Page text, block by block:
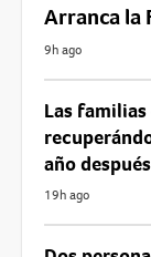
Arranca la
9h ago
Las
año
19h ago